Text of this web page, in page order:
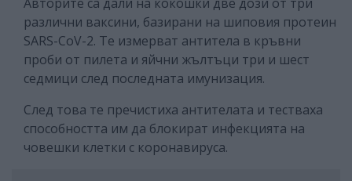
различни ваксини, базирани на шиповия протеин
SARS-CoV-2. Те измерват антитела в кръвни
проби от пилета и яйчни жълтъци три и шест
седмици след последната имунизация.
След това те пречистиха антителата и тестваха
способността им да блокират инфекцията на
човешки клетки с коронавируса.